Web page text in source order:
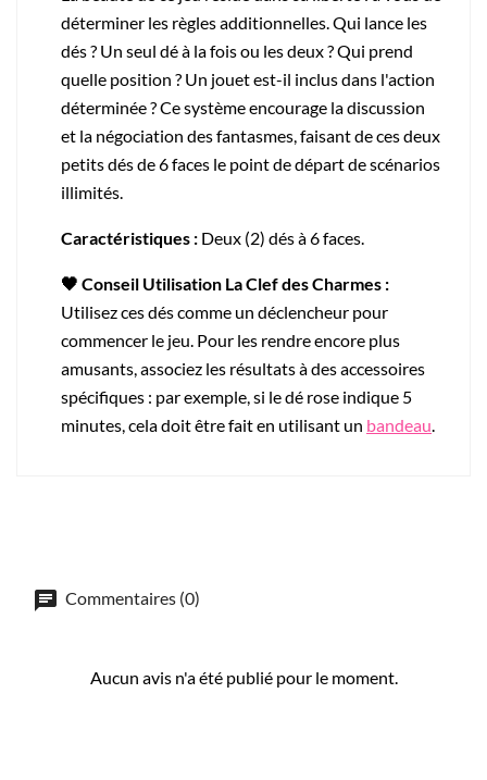
déterminer les règles additionnelles. Qui lance les
dés ? Un seul dé à la fois ou les deux ? Qui prend
quelle position ? Un jouet est-il inclus dans l'action
déterminée ? Ce système encourage la discussion
et la négociation des fantasmes, faisant de ces deux
petits dés de 6 faces le point de départ de scénarios
illimités.
Caractéristiques : Deux (2) dés à 6 faces.
🖤 Conseil Utilisation La Clef des Charmes :
Utilisez ces dés comme un déclencheur pour
commencer le jeu. Pour les rendre encore plus
amusants, associez les résultats à des accessoires
spécifiques : par exemple, si le dé rose indique 5
minutes, cela doit être fait en utilisant un bandeau.
Commentaires (0)
Aucun avis n'a été publié pour le moment.